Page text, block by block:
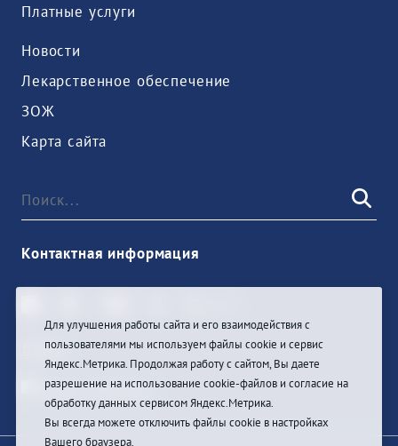
Платные услуги
Новости
Лекарственное обеспечение
ЗОЖ
Карта сайта
Контактная информация
Войти
Для улучшения работы сайта и его взаимодействия с
пользователями мы используем файлы cookie и сервис
Яндекс.Метрика. Продолжая работу с сайтом, Вы даете
разрешение на использование cookie-файлов и согласие на
обработку данных сервисом Яндекс.Метрика.
Вы всегда можете отключить файлы cookie в настройках
Вашего браузера.